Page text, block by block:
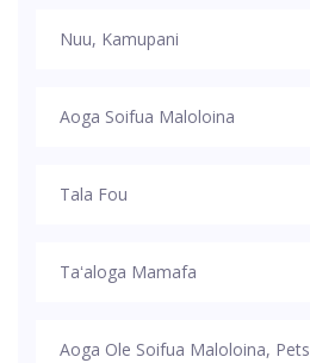
Nuu, Kamupani
Aoga Soifua Maloloina
Tala Fou
Taʻaloga Mamafa
Aoga Ole Soifua Maloloina, Pets